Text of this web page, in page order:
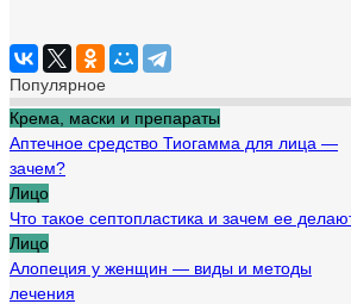
Популярное
Крема, маски и препараты
Аптечное средство Тиогамма для лица —
зачем?
Лицо
Что такое септопластика и зачем ее
Лицо
Алопеция у женщин — виды и методы
лечения